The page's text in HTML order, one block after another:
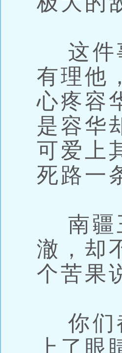
这件
有理他
心疼容
是容华
可爱上
死路一
南疆
澈，却
个苦果
你们
上了